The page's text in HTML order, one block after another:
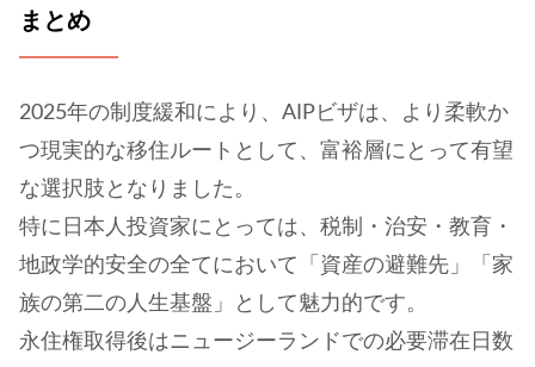
まとめ
2025年の制度緩和により、AIPビザは、より柔軟か
つ現実的な移住ルートとして、富裕層にとって有望
な選択肢となりました。
特に日本人投資家にとっては、税制・治安・教育・
地政学的安全の全てにおいて「資産の避難先」「家
族の第二の人生基盤」として魅力的です。
永住権取得後はニュージーランドでの必要滞在日数